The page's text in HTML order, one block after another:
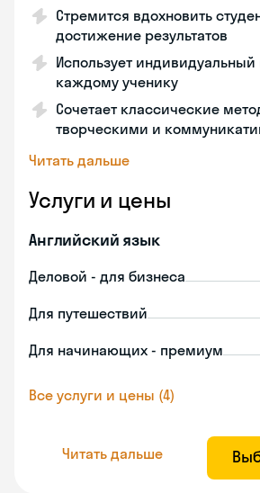
Стремится вдохновить
достижение результатов
Использует индивидуальный
каждому ученику
Сочетает классические
творческими и
Читать дальше
Услуги и цены
Английский язык
Деловой - для бизнеса
Для путешествий
Для начинающих - премиум
Все услуги и цены (4)
Читать дальше